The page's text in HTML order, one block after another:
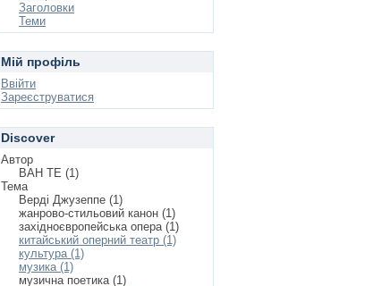
Заголовки
Теми
Мій профіль
Ввійти
Зареєструватися
Discover
Автор
ВАН ТЕ (1)
Тема
Верді Джузеппе (1)
жанрово-стильовий канон (1)
західноєвропейська опера (1)
китайський оперний театр (1)
культура (1)
музика (1)
музична поетика (1)